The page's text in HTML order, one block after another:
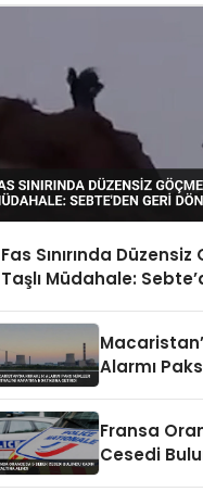
Fas Sınırında
Taşlı Müdahale:
Alarmı
Fransa
Cesedi